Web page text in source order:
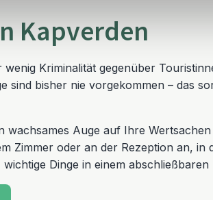
Kapverden
Kriminalität gegenüber
sind bisher nie vorgekommen – das
Auge auf Ihre
Zimmer oder an der Rezeption an,
Dinge in einem